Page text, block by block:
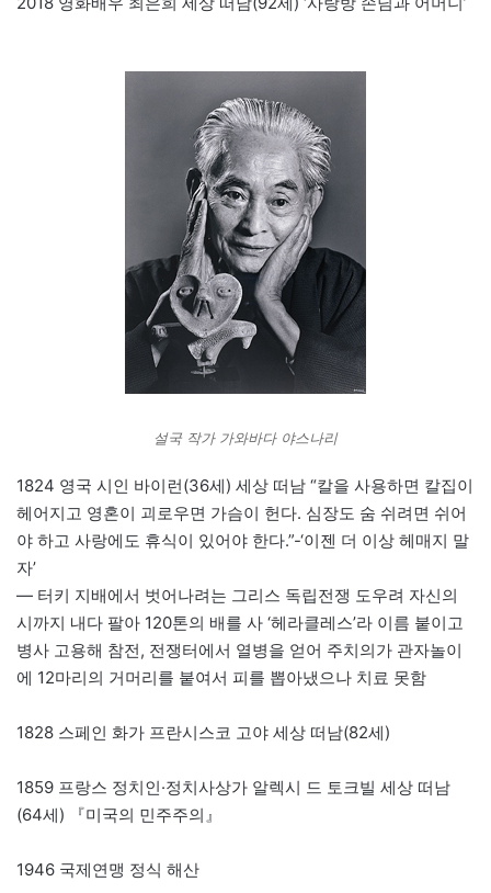
설국 작가 가와바다 야스나리
1824 영국 시인 바이런(36세) 세상 떠남 “칼을 사용하면 칼집이
헤어지고 영혼이 괴로우면 가슴이 헌다. 심장도 숨 쉬려면 쉬어
야 하고 사랑에도 휴식이 있어야 한다.”-‘이젠 더 이상 헤매지 말
자’
— 터키 지배에서 벗어나려는 그리스 독립전쟁 도우려 자신의
시까지 내다 팔아 120톤의 배를 사 ‘헤라클레스’라 이름 붙이고
병사 고용해 참전, 전쟁터에서 열병을 얻어 주치의가 관자놀이
에 12마리의 거머리를 붙여서 피를 뽑아냈으나 치료 못함
1828 스페인 화가 프란시스코 고야 세상 떠남(82세)
1859 프랑스 정치인·정치사상가 알렉시 드 토크빌 세상 떠남
(64세) 『미국의 민주주의』
1946 국제연맹 정식 해산